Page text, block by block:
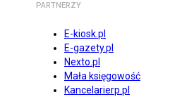
PARTNERZY
E-kiosk.pl
E-gazety.pl
Nexto.pl
Mała księgowość
Kancelarierp.pl